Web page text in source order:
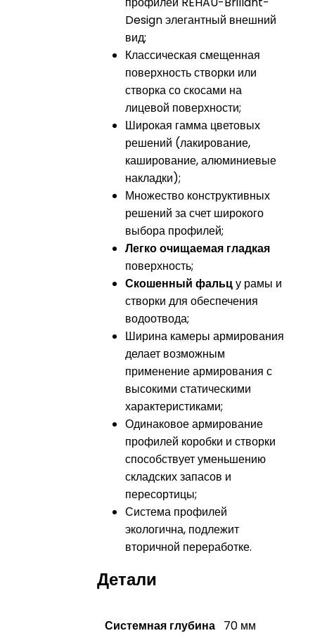
Design элегантный внешний
вид;
Классическая смещенная
поверхность створки или
створка со скосами на
лицевой поверхности;
Широкая гамма цветовых
решений (лакирование,
каширование, алюминиевые
накладки);
Множество конструктивных
решений за счет широкого
выбора профилей;
Легко очищаемая гладкая
поверхность;
Скошенный фальцу рамы и
створки для обеспечения
водоотвода;
Ширина камеры армирования
делает возможным
применение армирования с
высокими статическими
характеристиками;
Одинаковое армирование
профилей коробки и створки
способствует уменьшению
складских запасов и
пересортицы;
Система профилей
экологична, подлежит
вторичной переработке.
Детали
Системная глубина 70 мм